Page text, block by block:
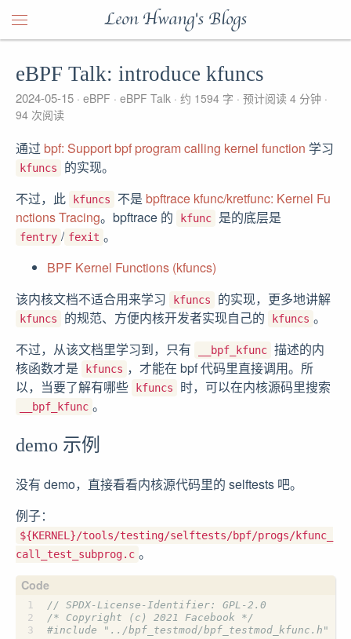
Leon Hwang's Blogs
eBPF Talk: introduce kfuncs
2024-05-15 eBPF eBPF Talk 约 1594 字
预计阅读 4 分钟
94 次阅读
通过 bpf: Support bpf program calling kernel function 学习
kfuncs
的实现。
不过，此
kfuncs 不是 bpftrace kfunc/kretfunc: Kernel Fu
nctions Tracing。bpftrace 的 kfunc 是的底层是
fentry / fexit 。
BPF Kernel Functions (kfuncs)
该内核文档不适合用来学习
kfuncs 的实现，更多地讲解
kfuncs 的规范、方便内核开发者实现自己的 kfuncs 。
不过，从该文档里学习到，只有
__bpf_kfunc 描述的内
核函数才是
kfuncs ，才能在 bpf 代码里直接调用。所
以，当要了解有哪些
kfuncs 时，可以在内核源码里搜索
__bpf_kfunc 。
demo 示例
没有 demo，直接看看内核源代码里的 selftests 吧。
例子：
${KERNEL}/tools/testing/selftests/bpf/progs/kfunc_
call_test_subprog.c 。
/* Copyright (c) 2021 Facebook */
#include
"../bpf_testmod/bpf_testmod_kfunc.h"